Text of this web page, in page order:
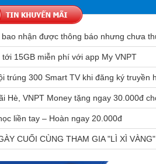
tới 15GB miễn phí với app My VNPT
liền tay – Hoàn ngay 20.000đ
CUỐI CÙNG THAM GIA "LÌ XÌ VÀNG"